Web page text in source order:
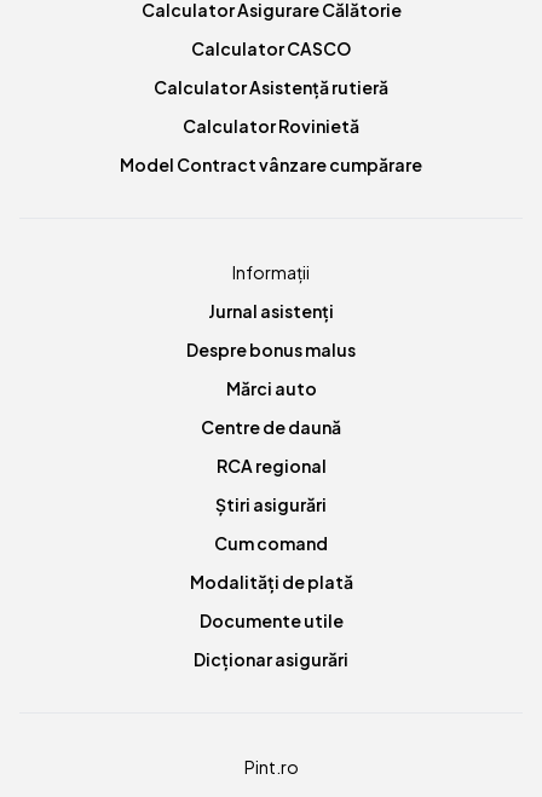
Calculator Asigurare Călătorie
Calculator CASCO
Calculator Asistență rutieră
Calculator Rovinietă
Model Contract vânzare cumpărare
Informații
Jurnal asistenți
Despre bonus malus
Mărci auto
Centre de daună
RCA regional
Știri asigurări
Cum comand
Modalități de plată
Documente utile
Dicționar asigurări
Pint.ro